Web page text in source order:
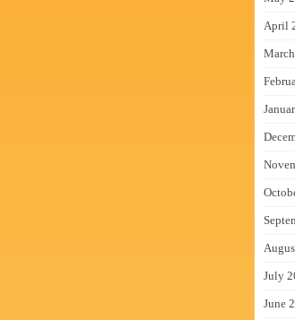
April
July
June